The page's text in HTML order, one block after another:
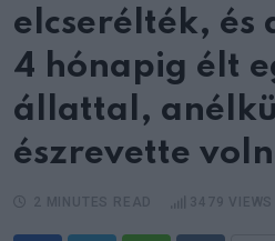
elcserélték, és
4 hónapig élt
állattal,
észrevette